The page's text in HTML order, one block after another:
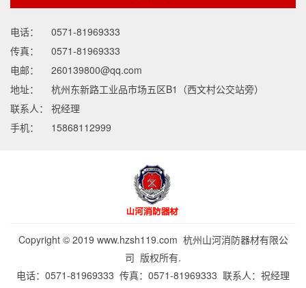
电话：
0571-81969333
传真：
0571-81969333
电邮：
260139800@qq.com
地址：
杭州东新路工业品市场五区B1（西文村公交站旁）
联系人：
祝经理
手机：
15868112999
Copyright © 2019 www.hzsh119.com 杭州山河消防器材有限公
司 版权所有.
电话：0571-81969333 传真：0571-81969333 联系人：祝经理